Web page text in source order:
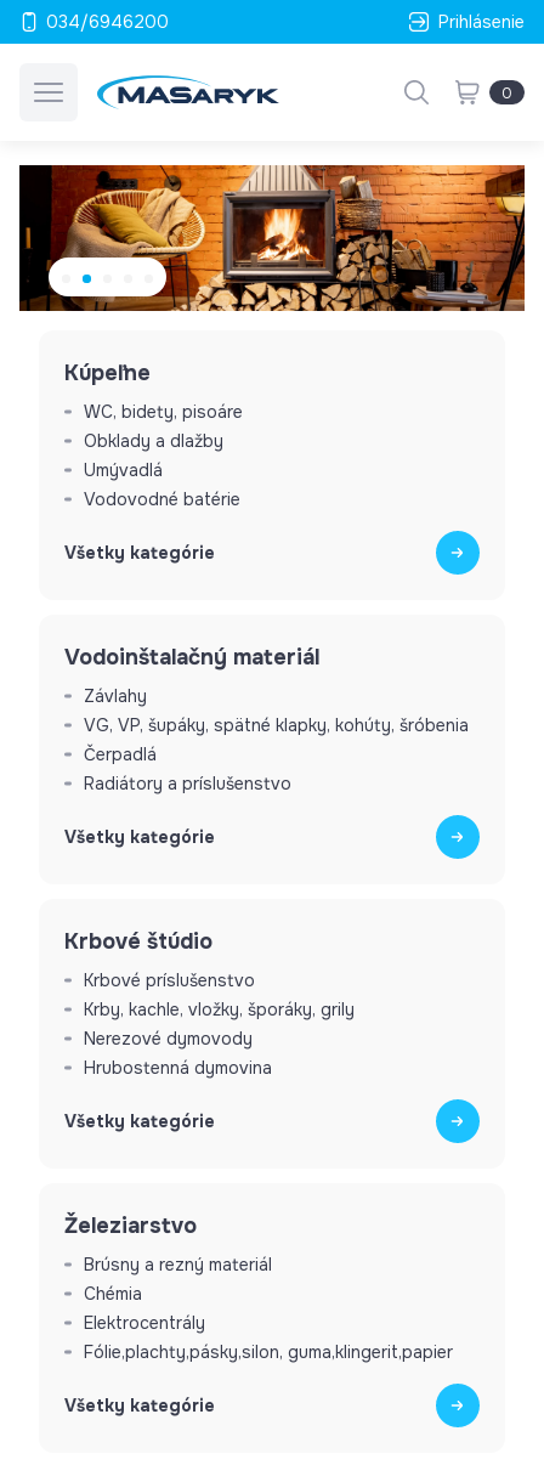
034/6946200 Prihlásenie
0
Kúpeľne
WC, bidety, pisoáre
Obklady a dlažby
Umývadlá
Vodovodné batérie
Všetky kategórie
Vodoinštalačný materiál
Závlahy
VG, VP, šupáky, spätné klapky, kohúty, šróbenia
Čerpadlá
Radiátory a príslušenstvo
Všetky kategórie
Krbové štúdio
Krbové príslušenstvo
Krby, kachle, vložky, šporáky, grily
Nerezové dymovody
Hrubostenná dymovina
Všetky kategórie
Železiarstvo
Brúsny a rezný materiál
Chémia
Elektrocentrály
Fólie,plachty,pásky,silon, guma,klingerit,papier
Všetky kategórie